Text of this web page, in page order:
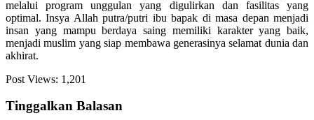
melalui program unggulan yang digulirkan dan fasilitas yang
optimal. Insya Allah putra/putri ibu bapak di masa depan menjadi
insan yang mampu berdaya saing memiliki karakter yang baik,
menjadi muslim yang siap membawa generasinya selamat dunia dan
akhirat.
Post Views: 1,201
Tinggalkan Balasan